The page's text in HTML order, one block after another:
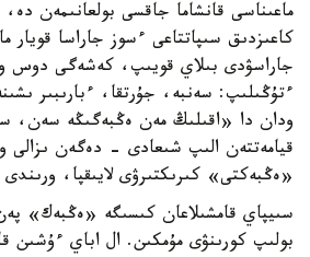
ماعىناسى قانشاما جاقسى بولعانىمەن
كاعىزدىق سىپاتتاعى ءسوز جاراسا قويار
جاراسۋدى بىلاي قويىپ، كەشەگى دوس
ءتۇڭىلىپ: سەنبە، جۇرتقا، ءبارىبىر
ودان دا «اقىلىڭ مەن ەڭبەگىڭە سەن،
قيامەتتەن الىپ شىعادى - دەگەن ىزالى
«ەڭبەكتى» كىرىكتىرۋى لايىقپا،
سىيپاي قامشىلاعان كىسىگە «ەڭبەك»
بولىپ كورىنۋى مۇمكىن. ال اباي ءۇشىن